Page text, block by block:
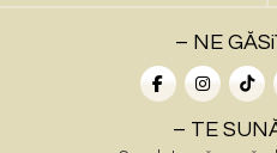
– NE
– TE